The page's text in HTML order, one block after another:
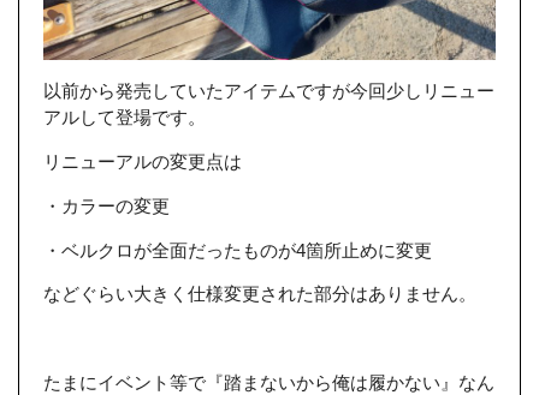
以前から発売していたアイテムですが今回少しリニュー
アルして登場です。
リニューアルの変更点は
・カラーの変更
・ベルクロが全面だったものが4箇所止めに変更
などぐらい大きく仕様変更された部分はありません。
たまにイベント等で『踏まないから俺は履かない』なん